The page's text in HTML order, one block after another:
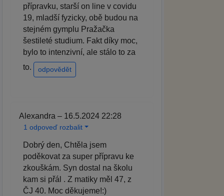
přípravku, starší on line v covidu
19, mladší fyzicky, obě budou na
stejném gymplu Pražačka
šestileté studium. Fakt díky moc,
bylo to intenzivní, ale stálo to za
to.
odpovědět
Alexandra – 16.5.2024 22:28
1 odpoveď rozbalit
Dobrý den, Chtěla jsem
poděkovat za super přípravu ke
zkouškám. Syn dostal na školu
kam si přál . Z matiky měl 47, z
ČJ 40. Moc děkujeme!:)